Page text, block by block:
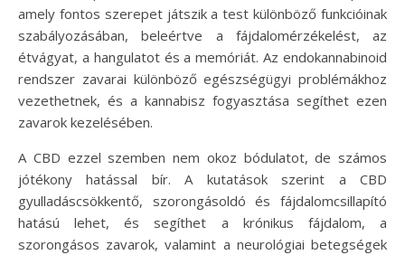
amely fontos szerepet játszik a test különböző funkcióinak
szabályozásában, beleértve a fájdalomérzékelést, az
étvágyat, a hangulatot és a memóriát. Az endokannabinoid
rendszer zavarai különböző egészségügyi problémákhoz
vezethetnek, és a kannabisz fogyasztása segíthet ezen
zavarok kezelésében.
A CBD ezzel szemben nem okoz bódulatot, de számos
jótékony hatással bír. A kutatások szerint a CBD
gyulladáscsökkentő, szorongásoldó és fájdalomcsillapító
hatású lehet, és segíthet a krónikus fájdalom, a
szorongásos zavarok, valamint a neurológiai betegségek